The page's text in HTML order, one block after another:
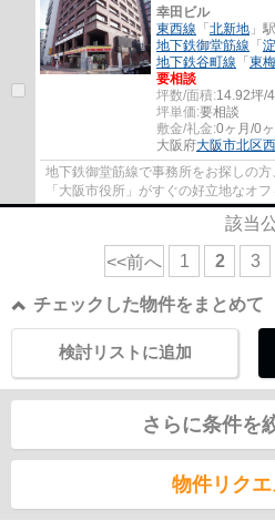
幸田ビル
東西線 「 北新地 」
地下鉄御堂筋線 「
地下鉄谷町線 「 東
要相談
坪数/面積:14.92坪/
坪単価:要相談
敷金/礼金:0ヶ月/0ヶ
大阪府大阪市北区
地下鉄御堂筋線で事務所をお探しの
「大阪市役所」がすぐの好立地なオ
んか。大阪梅田を中心にオフィスをお
該当
<<前へ 1 2 3
チェックした物件をまとめて
検討リストに追加
さらに条件を
物件リクエ